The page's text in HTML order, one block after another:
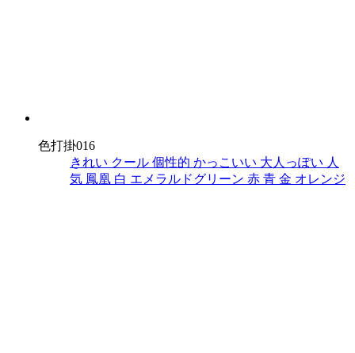
色打掛016
きれい クール 個性的 かっこいい 大人っぽい 人
気 鳳凰 白 エメラルドグリーン 赤 青 金 オレンジ